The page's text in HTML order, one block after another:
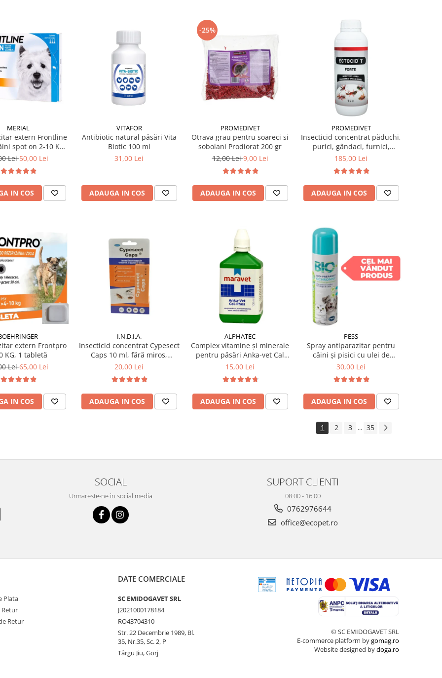
MERIAL
extern Frontline
spot on 2-10 KG,
1 pipetă
Lei50,00 Lei
IN COS
VITAFOR
Antibiotic natural păsări Vita
Biotic 100 ml
31,00 Lei
ADAUGA IN COS
-25%
PROMEDIVET
Otrava grau pentru soareci si
sobolani Prodiorat 200 gr
12,00 Lei9,00 Lei
ADAUGA IN COS
PROMEDIVET
Insecticid concentrat păduchi,
purici, gândaci, furnici,
muște, țânțari Ectocid Forte T
185,00 Lei
ADAUGA IN COS
extern Frontpro
KG, 1 tabletă
Lei65,00 Lei
IN COS
I.N.D.I.A.
Insecticid concentrat Cypesect
Caps 10 ml, fără miros,
eficient contra gândacilor,
20,00 Lei
ADAUGA IN COS
ALPHATEC
Complex vitamine și minerale
pentru păsări Anka-vet Cal
Phos 100 ml
15,00 Lei
ADAUGA IN COS
PESS
Spray antiparazitar pentru
câini și pisici cu ulei de
geranium Pess 250 ml
30,00 Lei
ADAUGA IN COS
1 2 3 ... 35
SOCIAL
Urmareste-ne in social media
SUPORT CLIENTI
08:00 - 16:00
0762976644
office@ecopet.ro
Plata
Retur
Retur
DATE COMERCIALE
SC EMIDOGAVET SRL
J2021000178184
RO43704310
Str. 22 Decembrie 1989, Bl.
35, Nr.35, Sc. 2, P
Târgu Jiu, Gorj
© SC EMIDOGAVET SRL
E-commerce platform bygomag.ro
Website designed bydoga.ro